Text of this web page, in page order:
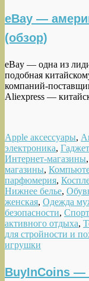
eBay —
(обзор)
eBay — одна из
подобная
компаний-
Aliexpress —
Apple аксессуары,
электроника,
Интернет-магазины,
магазины,
парфюмерия,
Нижнее белье,
женская, Одежда
безопасности,
активного отдыха,
для стройности и
игрушки
BuyInCoins —